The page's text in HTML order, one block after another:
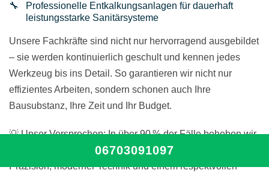
Professionelle Entkalkungsanlagen für dauerhaft
leistungsstarke Sanitärsysteme
Unsere Fachkräfte sind nicht nur hervorragend ausgebildet
– sie werden kontinuierlich geschult und kennen jedes
Werkzeug bis ins Detail. So garantieren wir nicht nur
effizientes Arbeiten, sondern schonen auch Ihre
Bausubstanz, Ihre Zeit und Ihr Budget.
💡 Unser Versprechen: In über 90 % der Fälle beheben wir
das Problem ohne bauliche Eingriffe – mit höchster
Präzision, moderner Technik und einem respektvollen
06703091097